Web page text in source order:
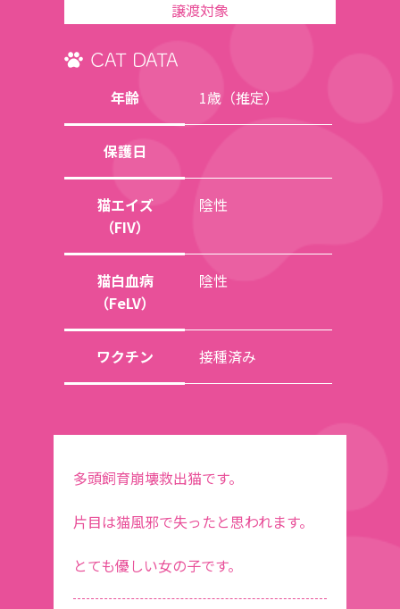
譲渡対象
CAT DATA
年齢 1歳（推定）
保護日
猫エイズ
（FIV）
陰性
猫白血病
（FeLV）
陰性
ワクチン 接種済み
多頭飼育崩壊救出猫です。
片目は猫風邪で失ったと思われます。
とても優しい女の子です。